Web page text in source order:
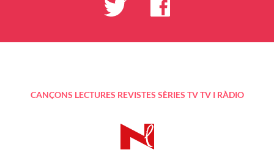
CANÇONS LECTURES REVISTES SÈRIES TV TV I RÀDIO